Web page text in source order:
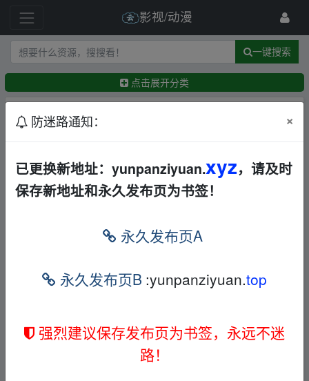
影视/动漫
一键搜索
点击展开分类
最新 精华
科幻
其他 AL
← 1699abcd 6天前
分享两个月收集的资源 其他 其他
2021-11-3
电影资源 华语 香港 其他
动作
枪战 科幻 战争 AL
《迈克尔·杰克逊MV【珍藏版】》 其他 其他 AL
2021-10-27
防迷路通知： ×
已更换新地址：yunpanziyuan.xyz，请及时
保存新地址和永久发布页为书签！
永久发布页A
永久发布页B :yunpanziyuan.top
强烈建议保存发布页为书签，永远不迷
路！